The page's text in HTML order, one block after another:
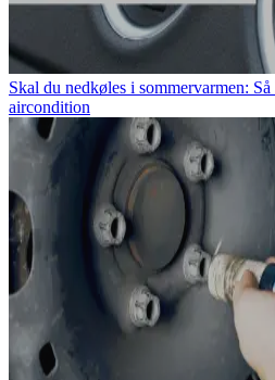
Skal du nedkøles i sommervarmen:
aircondition